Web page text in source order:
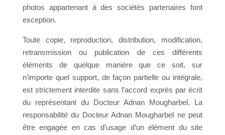
photos appartenant à des sociétés partenaires font
exception.
Toute copie, reproduction, distribution, modification,
retransmission ou publication de ces différents
éléments de quelque manière que ce soit, sur
n’importe quel support, de façon partielle ou intégrale,
est strictement interdite sans l’accord exprès par écrit
du représentant du Docteur Adnan Mougharbel. La
responsabilité du Docteur Adnan Mougharbel ne peut
être engagée en cas d’usage d’un élément du site